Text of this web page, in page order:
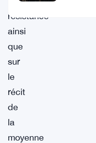
résistance
ainsi
que
sur
le
récit
de
la
moyenne